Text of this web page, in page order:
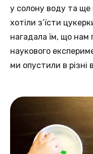
у солону воду та
хотіли з’їсти
нагадала їм, що нам
наукового
ми опустили в різні